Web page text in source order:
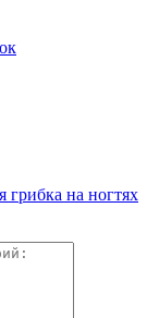
грибка на ногтях